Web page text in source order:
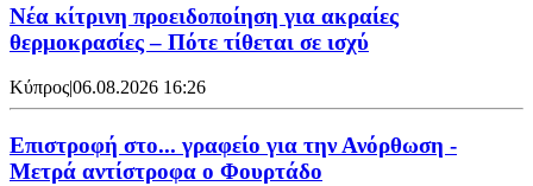
Νέα κίτρινη προειδοποίηση για ακραίες
θερμοκρασίες – Πότε τίθεται σε ισχύ
Κύπρος|06.08.2026 16:26
Επιστροφή στο... γραφείο για την Ανόρθωση -
Μετρά αντίστροφα ο Φουρτάδο